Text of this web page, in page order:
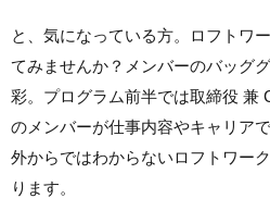
と、気になっている方。ロフトワ
てみませんか？メンバーのバッグ
彩。プログラム前半では取締役 兼
のメンバーが仕事内容やキャリア
外からではわからないロフトワー
ります。